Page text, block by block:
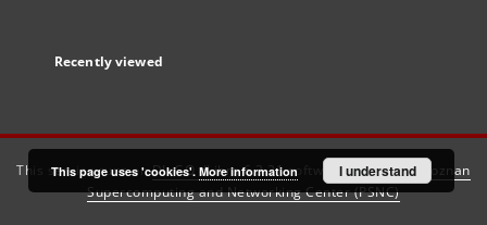
Recently viewed
This service runs onDInGO dLibra 6.3.21software created by
Poznan
Supercomputing and Networking Center (PSNC)
This page uses 'cookies'. More information I understand